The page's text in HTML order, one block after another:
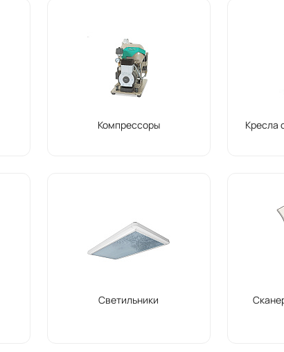
Компрессоры Кресла
Светильники